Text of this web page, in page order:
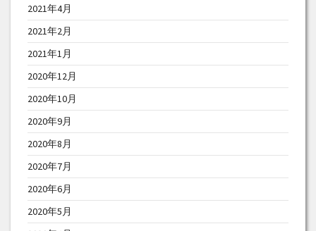
2021年4月
2021年2月
2021年1月
2020年12月
2020年10月
2020年9月
2020年8月
2020年7月
2020年6月
2020年5月